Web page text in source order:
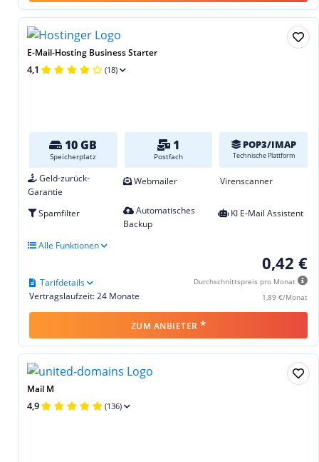
E-Mail-Hosting Business Starter
4,1 (18)
10 GB
Speicherplatz
1
Postfach
POP3/IMAP
Technische Plattform
Geld-zurück-
Garantie
Webmailer Virenscanner
Spamfilter
Automatisches
Backup
KI E-Mail Assistent
Alle Funktionen
0,42 €
Durchschnittspreis pro Monat
1,89 €/Monat
Vertragslaufzeit: 24 Monate
Tarifdetails
ZUM ANBIETER *
Mail M
4,9 (136)